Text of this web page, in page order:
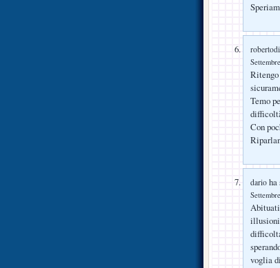
Temo
Con
dario
Abituati
illusioni
voglia